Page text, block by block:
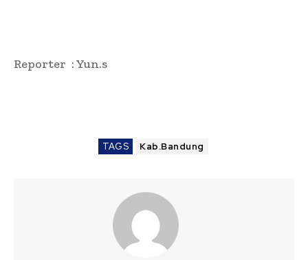
Reporter : Yun.s
TAGS Kab.Bandung